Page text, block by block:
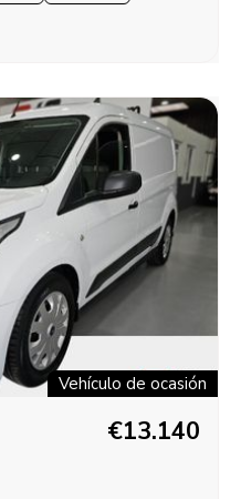
Vehículo de ocasión
€13.140